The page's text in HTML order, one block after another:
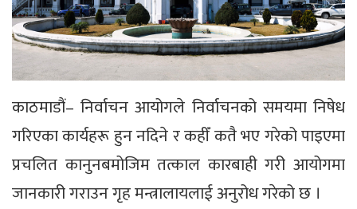
काठमाडौं– निर्वाचन आयोगले निर्वाचनको समयमा निषेध
गरिएका कार्यहरू हुन नदिने र कहीँ कतै भए गरेको पाइएमा
प्रचलित कानुनबमोजिम तत्काल कारबाही गरी आयोगमा
जानकारी गराउन गृह मन्त्रालायलाई अनुरोध गरेको छ ।